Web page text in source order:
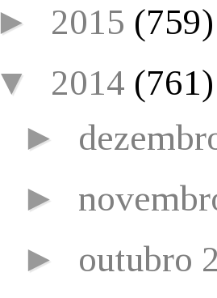
► 2015 (759)
▼ 2014 (761)
►
►
► outubro